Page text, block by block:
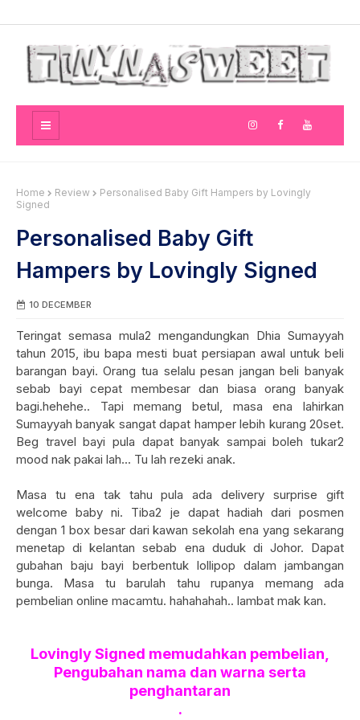
Home Review
Personalised Baby Gift Hampers by Lovingly
Signed
Personalised Baby Gift
Hampers by Lovingly Signed
10 DECEMBER
Teringat semasa mula2 mengandungkan Dhia Sumayyah
tahun 2015, ibu bapa mesti buat persiapan awal untuk beli
barangan bayi. Orang tua selalu pesan jangan beli banyak
sebab bayi cepat membesar dan biasa orang banyak
bagi.hehehe.. Tapi memang betul, masa ena lahirkan
Sumayyah banyak sangat dapat hamper lebih kurang 20set.
Beg travel bayi pula dapat banyak sampai boleh tukar2
mood nak pakai lah... Tu lah rezeki anak.
Masa tu ena tak tahu pula ada delivery surprise gift
welcome baby ni. Tiba2 je dapat hadiah dari posmen
dengan 1 box besar dari kawan sekolah ena yang sekarang
menetap di kelantan sebab ena duduk di Johor. Dapat
gubahan baju bayi berbentuk lollipop dalam jambangan
bunga. Masa tu barulah tahu rupanya memang ada
pembelian online macamtu. hahahahah.. lambat mak kan.
Lovingly Signed memudahkan pembelian,
Pengubahan nama dan warna serta
penghantaran
.